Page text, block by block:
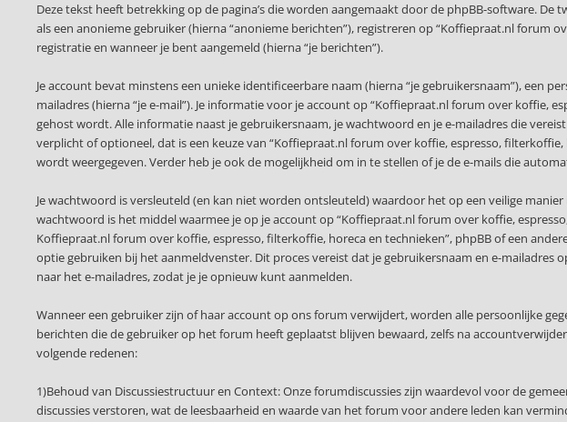
Deze tekst heeft betrekking op de pagina’s die worden aangemaakt door de phpBB-software.
als een anonieme gebruiker (hierna “anonieme berichten”), registreren op “Koffiepraat.nl forum
registratie en wanneer je bent aangemeld (hierna “je berichten”).
Je account bevat minstens een unieke identificeerbare naam (hierna “je gebruikersnaam”), een
mailadres (hierna “je e-mail”). Je informatie voor je account op “Koffiepraat.nl forum over
gehost wordt. Alle informatie naast je gebruikersnaam, je wachtwoord en je e-mailadres die
verplicht of optioneel, dat is een keuze van “Koffiepraat.nl forum over koffie, espresso,
wordt weergegeven. Verder heb je ook de mogelijkheid om in te stellen of je de e-mails die
Je wachtwoord is versleuteld (en kan niet worden ontsleuteld) waardoor het op een veilige
wachtwoord is het middel waarmee je op je account op “Koffiepraat.nl forum over koffie,
Koffiepraat.nl forum over koffie, espresso, filterkoffie, horeca en technieken”, phpBB of een
optie gebruiken bij het aanmeldvenster. Dit proces vereist dat je gebruikersnaam en e-
naar het e-mailadres, zodat je je opnieuw kunt aanmelden.
Wanneer een gebruiker zijn of haar account op ons forum verwijdert, worden alle persoonlijke
berichten die de gebruiker op het forum heeft geplaatst blijven bewaard, zelfs na
volgende redenen:
1)Behoud van Discussiestructuur en Context: Onze forumdiscussies zijn waardevol voor de
discussies verstoren, wat de leesbaarheid en waarde van het forum voor andere leden kan